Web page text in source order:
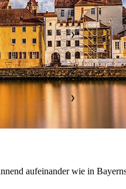
aufeinander wie in
❯
❯